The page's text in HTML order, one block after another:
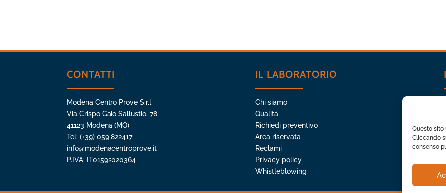
Questo sito
Cliccando
consenso
CONTATTI
Modena Centro Prove S.r.l.
Via Crispo Gaio Sallustio, 78
41123 Modena (MO)
Tel: (+39) 059 822417
info@modenacentroprove.it
P.IVA: IT01592020364
IL LABORATORIO
Chi siamo
Qualità
Richiedi preventivo
Area riservata
Reclami
Privacy policy
Whistleblowing